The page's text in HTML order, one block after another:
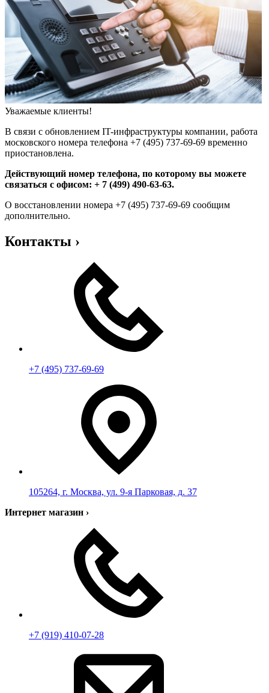
Уважаемые клиенты!
В связи с обновлением IT-инфраструктуры компании, работа
московского номера телефона +7 (495) 737-69-69 временно
приостановлена.
Действующий номер телефона, по которому вы можете
связаться с офисом: + 7 (499) 490-63-63.
О восстановлении номера +7 (495) 737-69-69 сообщим
дополнительно.
Контакты ›
+7 (495) 737-69-69
105264, г. Москва, ул. 9-я Парковая, д. 37
Интернет магазин ›
+7 (919) 410-07-28